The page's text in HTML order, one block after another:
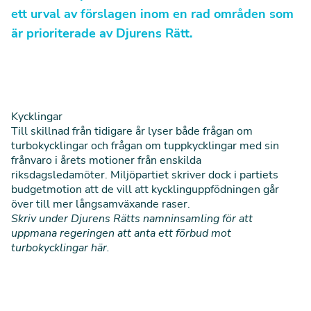
ett urval av förslagen inom en rad områden som
är prioriterade av Djurens Rätt.
Kycklingar
Till skillnad från tidigare år lyser både frågan om
turbokycklingar och frågan om tuppkycklingar med sin
frånvaro i årets motioner från enskilda
riksdagsledamöter. Miljöpartiet skriver dock i partiets
budgetmotion att de vill att kycklinguppfödningen går
över till mer långsamväxande raser.
Skriv under Djurens Rätts namninsamling för att
uppmana regeringen att anta ett förbud mot
turbokycklingarhär.